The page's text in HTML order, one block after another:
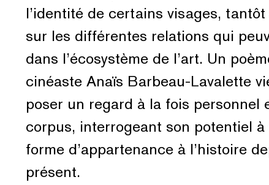
l’identité de certains visages,
sur les différentes relations qui
dans l’écosystème de l’art. Un
cinéaste Anaïs Barbeau-Lavalette
poser un regard à la fois personnel
corpus, interrogeant son potentiel
forme d’appartenance à l’histoire
présent.